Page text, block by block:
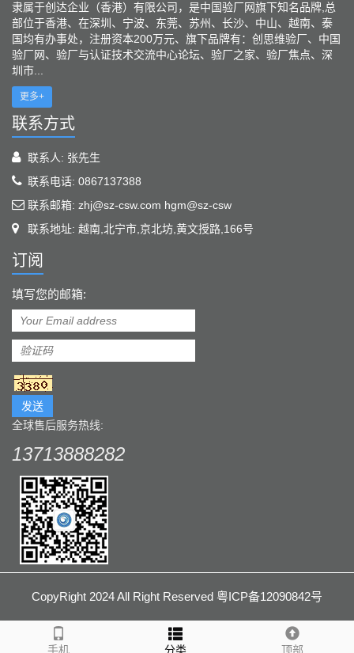
手机 分类 顶部
隶属于创达企业（香港）有限公司，是中国验厂网旗下知名品牌,总
部位于香港、在深圳、宁波、东莞、苏州、长沙、中山、越南、泰
国均有办事处，注册资本200万元、旗下品牌有：创思维验厂、中国
验厂网、验厂与认证技术交流中心论坛、验厂之家、验厂焦点、深
圳市...
更多+
联系方式
联系人: 张先生
联系电话: 0867137388
联系邮箱: zhj@sz-csw.com hgm@sz-csw
联系地址: 越南,北宁市,京北坊,黄文授路,166号
订阅
填写您的邮箱:
发送
全球售后服务热线:
13713888282
CopyRight 2024 All Right Reserved 粤ICP备12090842号